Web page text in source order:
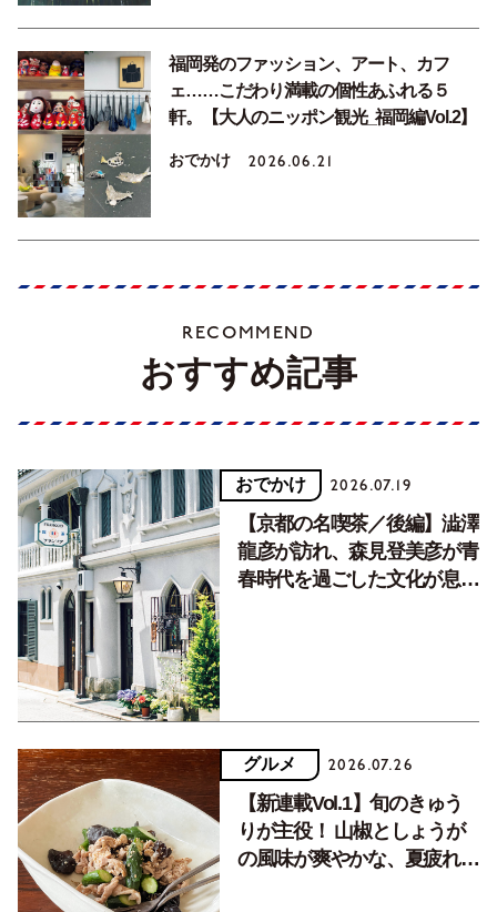
福岡発のファッション、アート、カフ
ェ……こだわり満載の個性あふれる５
軒。【大人のニッポン観光_福岡編Vol.2】
おでかけ 2026.06.21
RECOMMEND
おすすめ記事
おでかけ 2026.07.19
【京都の名喫茶／後編】澁澤
龍彦が訪れ、森見登美彦が青
春時代を過ごした文化が息づ
グルメ 2026.07.26
【新連載Vol.1】旬のきゅう
りが主役！ 山椒としょうが
の風味が爽やかな、夏疲れを